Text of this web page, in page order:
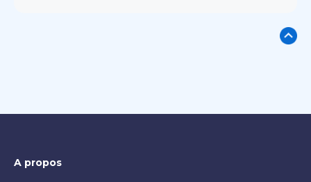
A propos